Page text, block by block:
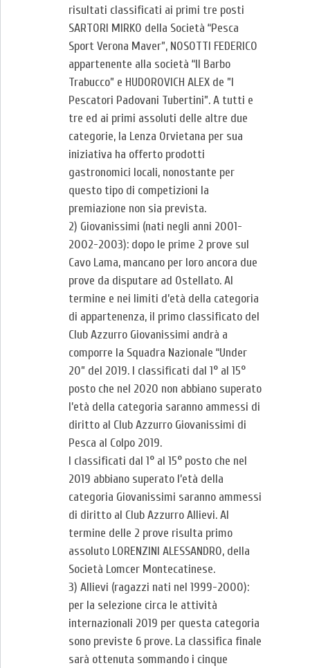
risultati classificati ai primi tre posti
SARTORI MIRKO della Società “Pesca
Sport Verona Maver”, NOSOTTI FEDERICO
appartenente alla società “Il Barbo
Trabucco” e HUDOROVICH ALEX de ”I
Pescatori Padovani Tubertini”. A tutti e
tre ed ai primi assoluti delle altre due
categorie, la Lenza Orvietana per sua
iniziativa ha offerto prodotti
gastronomici locali, nonostante per
questo tipo di competizioni la
premiazione non sia prevista.
2) Giovanissimi (nati negli anni 2001-
2002-2003): dopo le prime 2 prove sul
Cavo Lama, mancano per loro ancora due
prove da disputare ad Ostellato. Al
termine e nei limiti d’età della categoria
di appartenenza, il primo classificato del
Club Azzurro Giovanissimi andrà a
comporre la Squadra Nazionale “Under
20” del 2019. I classificati dal 1° al 15°
posto che nel 2020 non abbiano superato
l’età della categoria saranno ammessi di
diritto al Club Azzurro Giovanissimi di
Pesca al Colpo 2019.
I classificati dal 1° al 15° posto che nel
2019 abbiano superato l’età della
categoria Giovanissimi saranno ammessi
di diritto al Club Azzurro Allievi. Al
termine delle 2 prove risulta primo
assoluto LORENZINI ALESSANDRO, della
Società Lomcer Montecatinese.
3) Allievi (ragazzi nati nel 1999-2000):
per la selezione circa le attività
internazionali 2019 per questa categoria
sono previste 6 prove. La classifica finale
sarà ottenuta sommando i cinque